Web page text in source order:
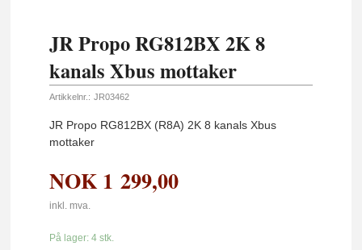
JR Propo RG812BX 2K 8
kanals Xbus mottaker
Artikkelnr.: JR03462
JR Propo RG812BX (R8A) 2K 8 kanals Xbus
mottaker
NOK 1 299,00
inkl. mva.
På lager: 4 stk.